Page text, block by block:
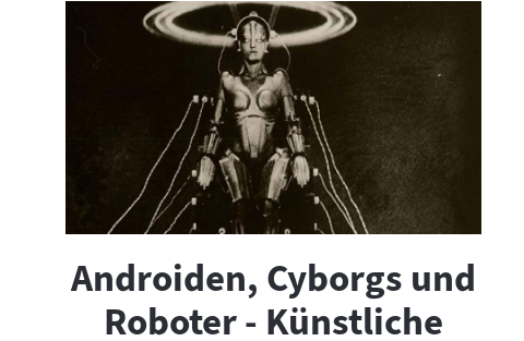
Androiden, Cyborgs und
Roboter - Künstliche